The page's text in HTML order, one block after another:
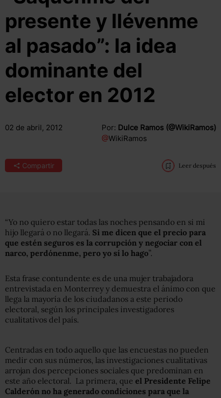
presente y llévenme
al pasado”: la idea
dominante del
elector en 2012
02 de abril, 2012 Por: Dulce Ramos (@WikiRamos)
@WikiRamos
Compartir Leer después
“Yo no quiero estar todas las noches pensando en si mi
hijo llegará o no llegará. Si me dicen que el precio para
que estén seguros es la corrupción y negociar con el
narco, perdónenme, pero yo sí lo hago”.
Esta frase contundente es de una mujer trabajadora
entrevistada en Monterrey y demuestra el ánimo con que
llega la mayoría de los ciudadanos a este periodo
electoral, según los principales investigadores
cualitativos del país.
Centradas en todo aquello que las encuestas no pueden
medir con sus números, las investigaciones cualitativas
arrojan dos percepciones sociales que predominan en
este año electoral. La primera, que el Presidente Felipe
Calderón no ha generado condiciones para que la